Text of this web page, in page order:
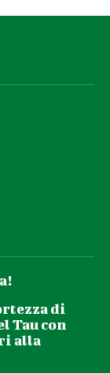
di
Tau con
alla